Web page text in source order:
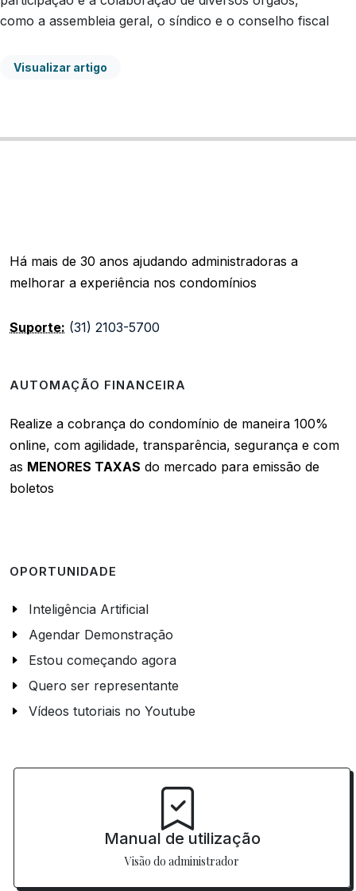
como a assembleia geral, o síndico e o conselho fiscal
Visualizar artigo
Há mais de 30 anos ajudando administradoras a
melhorar a experiência nos condomínios
Suporte: (31) 2103-5700
AUTOMAÇÃO FINANCEIRA
Realize a cobrança do condomínio de maneira 100%
online, com agilidade, transparência, segurança e com
as MENORES TAXAS do mercado para emissão de
boletos
OPORTUNIDADE
Inteligência Artificial
Agendar Demonstração
Estou começando agora
Quero ser representante
Vídeos tutoriais no Youtube
Manual de utilização
Visão do administrador